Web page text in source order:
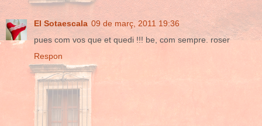
El Sotaescala 09 de març, 2011 19:36
pues com vos que et quedi !!! be, com sempre. roser
Respon